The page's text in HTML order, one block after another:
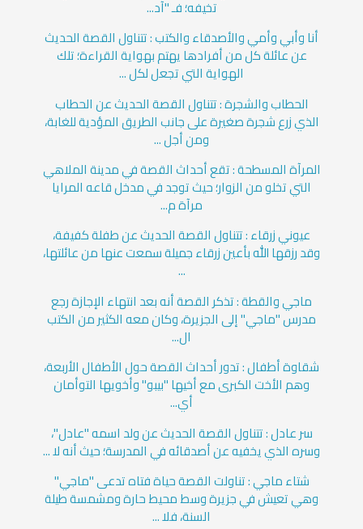
تخيفه؛ فـ "آد...
أنا وأبي وأمي والأصدقاء والكتب : تتناول القصة الحديث
عن عائلة كل من أفرادها يهتم بهواية القراءة؛ تلك
الهواية التي تجعل لكل ...
الحطاب والشجرة : تتناول القصة الحديث عن الحطاب
الذي زرع شجرة صغيرة على جانب الطريق المؤدية للغابة،
ومن أجل ...
المرآة المسطحة : تقع أحداث القصة في مدينة الملاهي
التي تخلو من الزوار؛ حيث توجد في مدخل قاعه المرايا
مرآة م...
عيوني زرقاء : تتناول القصة الحديث عن طفلة كفيفة،
وقد رزقها الله بأعين زرقاء جميلة سمعت عنها من عائلتها،
...
ماجي والقطة : تذكر القصة أنه بعد انتهاء الإجازة رجع
مدرس "ماجي" إلى الجزيرة، وكان معه الكثير من الكتب
ال...
شقاوة أطفال : تدور أحداث القصة حول الأطفال الأربعة،
وهم الأخت الكبرى مع أخيها "بيبو" وأخويها التوأمان
أي...
سر عادل : تتناول القصة الحديث عن ولد اسمه "عادل"،
وسره الذي يخفيه عن أصدقائه في المدرسة؛ حيث أنه لا ...
شتاء ماجي : تناولت القصة حياة فتاه تدعى "ماجي"
وهي تعيش في جزيرة وسط محيط حارة ومشمسة طيلة
السنة، فلا ...